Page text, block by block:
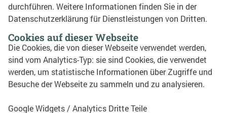
durchführen. Weitere Informationen finden Sie in der
Datenschutzerklärung für Dienstleistungen von Dritten.
Cookies auf dieser Webseite
Die Cookies, die von dieser Webseite verwendet werden,
sind vom Analytics-Typ: sie sind Cookies, die verwendet
werden, um statistische Informationen über Zugriffe und
Besuche der Webseite zu sammeln und zu analysieren.
Google Widgets / Analytics Dritte Teile